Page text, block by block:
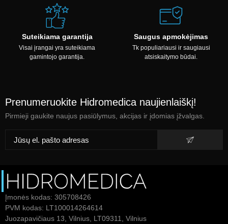
Suteikiama garantija
Visai įrangai yra suteikiama
gamintojo garantija.
Saugus apmokėjimas
Tk populiariausi ir saugiausi
atsiskaitymo būdai.
Prenumeruokite Hidromedica naujienlaiškį!
Pirmieji gaukite naujus pasiūlymus, akcijas ir įdomias įžvalgas.
Įmonės kodas: 305708426
PVM kodas: LT100014264614
Juozapavičiaus 13, Vilnius, LT09311, Vilnius